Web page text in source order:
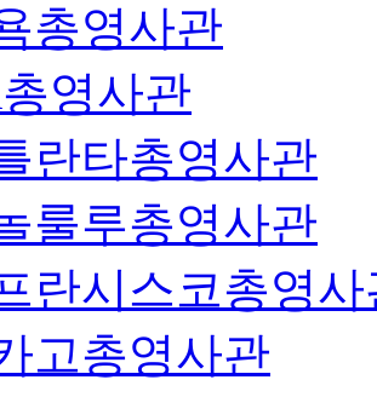
총영사관
영사관
란타총영사관
룰루총영사관
란시스코총영사
고총영사관